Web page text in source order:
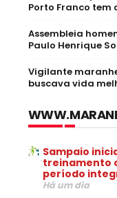
Porto Franco
Assembleia
Paulo Henrique
Vigilante
buscava vida
Sampaio
treinamento
período
Há um dia